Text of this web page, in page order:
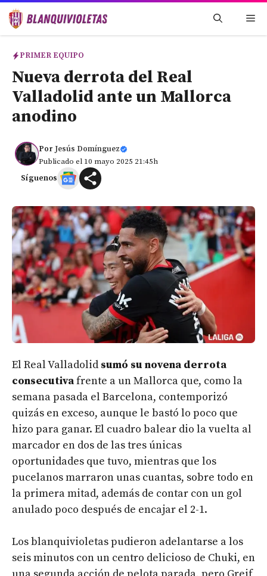
Saltar
PRIMER EQUIPO
Nueva derrota del Real
Valladolid ante un Mallorca
anodino
Por Jesús Domínguez
Publicado el 10 mayo 2025 21:45h
Síguenos
El Real Valladolid sumó su novena derrota
consecutivafrente a un Mallorca que, como la
semana pasada el Barcelona, contemporizó
quizás en exceso, aunque le bastó lo poco que
hizo para ganar. El cuadro balear dio la vuelta al
marcador en dos de las tres únicas
oportunidades que tuvo, mientras que los
pucelanos marraron unas cuantas, sobre todo en
la primera mitad, además de contar con un gol
anulado poco después de encajar el 2-1.
Los blanquivioletas pudieron adelantarse a los
seis minutos con un centro delicioso de Chuki, en